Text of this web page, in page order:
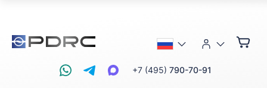
+7 (495) 790-70-91